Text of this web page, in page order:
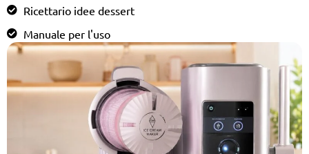
Ricettario idee dessert
Manuale per l'uso